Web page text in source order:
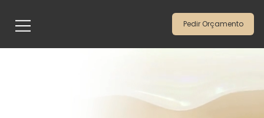
Pedir Orçamento